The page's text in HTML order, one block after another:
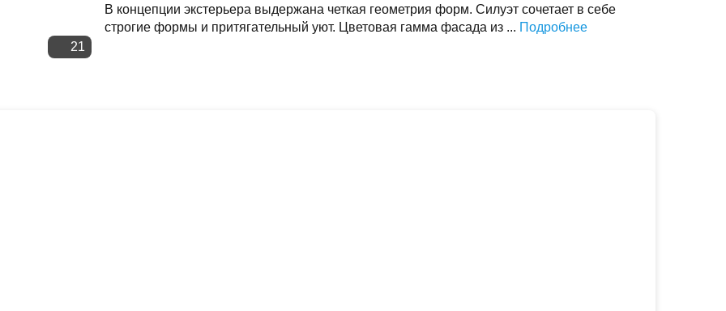
21
В концепции экстерьера выдержана четкая геометрия форм. Силуэт сочетает в себе
строгие формы и притягательный уют. Цветовая гамма фасада из ... Подробнее